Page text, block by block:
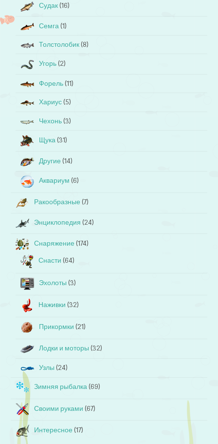
Судак (16)
Семга (1)
Толстолобик (8)
Угорь (2)
Форель (11)
Хариус (5)
Чехонь (3)
Щука (31)
Другие (14)
Аквариум (6)
Ракообразные (7)
Энциклопедия (24)
Снаряжение (174)
Снасти (64)
Эхолоты (3)
Наживки (32)
Прикормки (21)
Лодки и моторы (32)
Узлы (24)
Зимняя рыбалка (69)
Своими руками (67)
Интересное (17)